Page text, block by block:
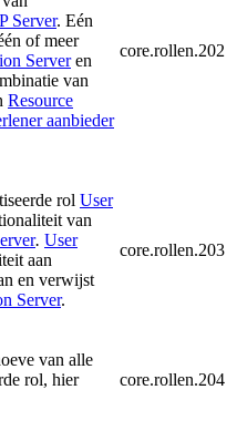
Server. Eén
of meer
Serveren
van
Resource
aanbieder
core.rollen.202
rol User
van
. User
aan
en verwijst
Server.
core.rollen.203
van alle
rol, hier
core.rollen.204